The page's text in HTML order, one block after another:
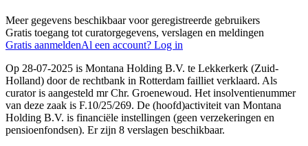
Meer gegevens beschikbaar voor geregistreerde gebruikers
Gratis toegang tot curatorgegevens, verslagen en meldingen
Gratis aanmeldenAl een account? Log in
Op 28-07-2025 is Montana Holding B.V. te Lekkerkerk (Zuid-
Holland) door de rechtbank in Rotterdam failliet verklaard. Als
curator is aangesteld mr Chr. Groenewoud. Het insolventienummer
van deze zaak is F.10/25/269. De (hoofd)activiteit van Montana
Holding B.V. is financiële instellingen (geen verzekeringen en
pensioenfondsen). Er zijn 8 verslagen beschikbaar.